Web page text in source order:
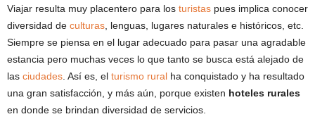
Viajar resulta muy placentero para los turistas pues implica conocer
diversidad de culturas , lenguas, lugares naturales e históricos, etc.
Siempre se piensa en el lugar adecuado para pasar una agradable
estancia pero muchas veces lo que tanto se busca está alejado de
las ciudades . Así es, el turismo rural ha conquistado y ha resultado
una gran satisfacción, y más aún, porque existen hoteles rurales
en donde se brindan diversidad de servicios.